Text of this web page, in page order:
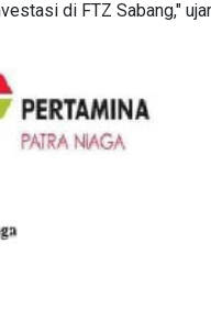
di FTZ Sabang,"